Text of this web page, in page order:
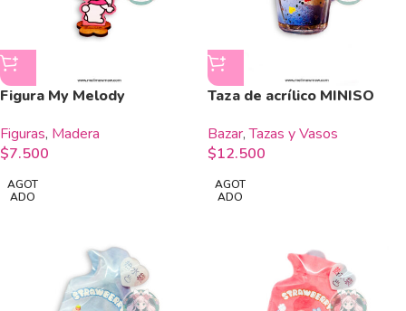
Figura My Melody
Figuras, Madera
$7.500
Taza de acrílico MINISO
Bazar, Tazas y Vasos
$12.500
AGOT
ADO
AGOT
ADO